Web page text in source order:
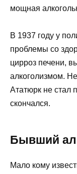
мощная
В 1937 году у
проблемы со
цирроз печени,
алкоголизмом.
Ататюрк не стал
скончался.
Бывший
Мало кому